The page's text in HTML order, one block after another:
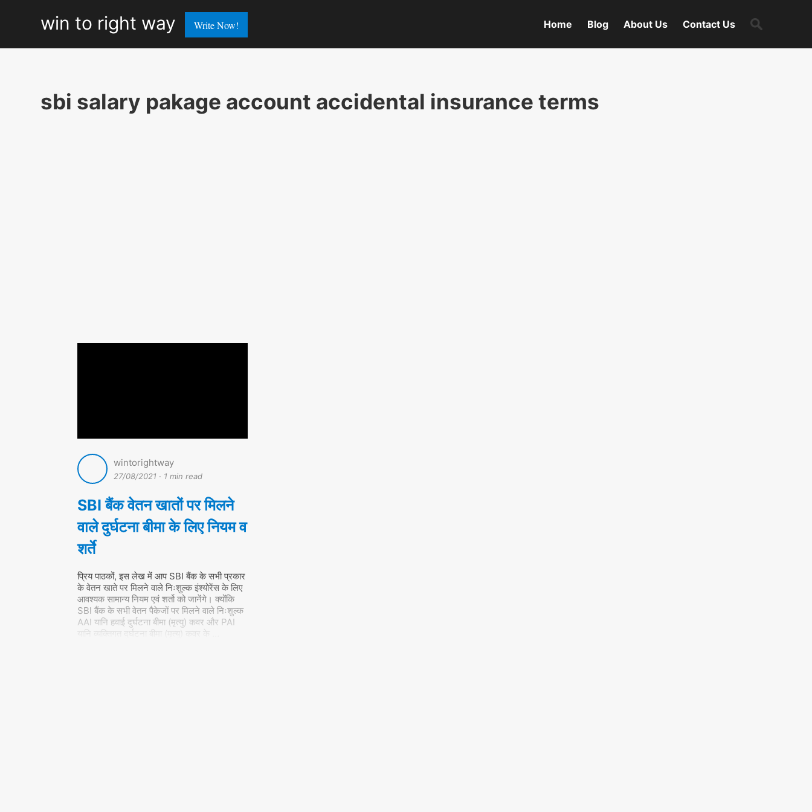
win
to
way
win to right way Write Now! Home Blog About Us Contact Us
Search
for:
sbi salary pakage account accidental insurance terms
wintorightway
27/08/2021 · 1 min read
SBI बैंक वेतन खातों पर मिलने
वाले दुर्घटना बीमा के लिए नियम व
शर्ते
प्रिय पाठकों, इस लेख में आप SBI बैंक के सभी प्रकार
के वेतन खाते पर मिलने वाले निःशुल्क इंश्योरेंस के लिए
आवश्यक सामान्य नियम एवं शर्तो को जानेंगे। क्योंकि
SBI बैंक के सभी वेतन पैकेजों पर मिलने वाले निःशुल्क
AAI यानि हवाई दुर्घटना बीमा (मृत्यु) कवर और PAI
यानि व्यक्तिगत दुर्घटना बीमा (मृत्यु) कवर के